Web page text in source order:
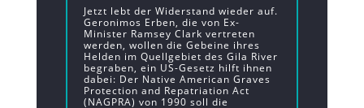
Jetzt lebt der Widerstand wieder auf.
Geronimos Erben, die von Ex-
Minister Ramsey Clark vertreten
werden, wollen die Gebeine ihres
Helden im Quellgebiet des Gila River
begraben, ein US-Gesetz hilft ihnen
dabei: Der Native American Graves
Protection and Repatriation Act
(NAGPRA) von 1990 soll die